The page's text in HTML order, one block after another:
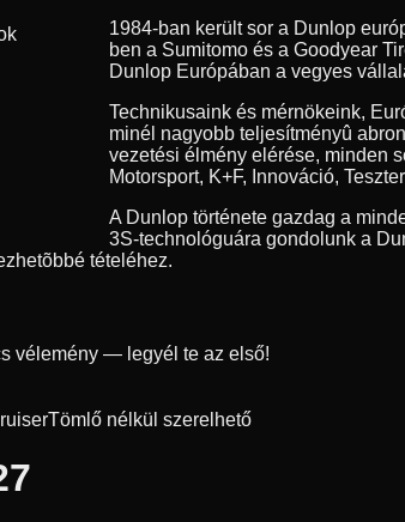
1984-ban került sor a Dunlop
ben a Sumitomo és a Goodyear
Dunlop Európában a vegyes
Technikusaink és mérnökeink,
minél nagyobb teljesítményû
vezetési élmény elérése, minden
Motorsport, K+F, Innováció,
A Dunlop története gazdag a
3S-technológuára gondolunk a
tételéhez.
vélemény — legyél te az első!
Tömlő nélkül szerelhető